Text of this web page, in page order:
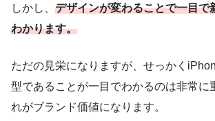
しかし、 デザインが変わることで一目で
わかります。
ただの見栄になりますが、せっかく
型であることが一目でわかるのは非常に
れがブランド価値になります。